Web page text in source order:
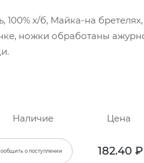
100% х/б, Майка-на
ножки обработаны
Наличие Цена
о поступлении 182.40 ₽